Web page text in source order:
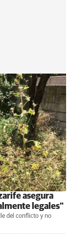
asegura
legales"
del conflicto y no